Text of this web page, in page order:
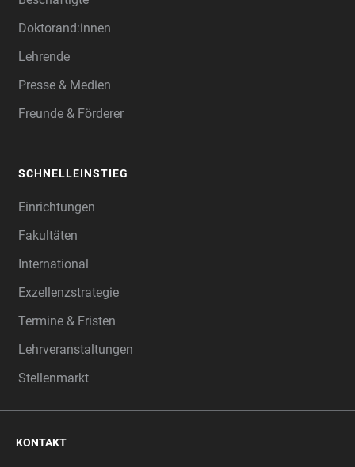
Doktorand:innen
Lehrende
Presse & Medien
Freunde & Förderer
SCHNELLEINSTIEG
Einrichtungen
Fakultäten
International
Exzellenzstrategie
Termine & Fristen
Lehrveranstaltungen
Stellenmarkt
KONTAKT